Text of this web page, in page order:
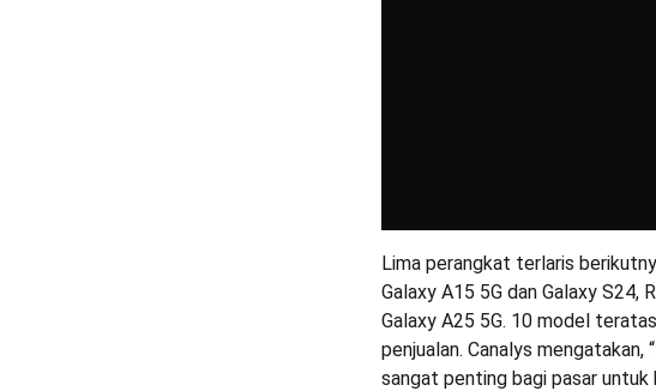
Lima perangkat terlaris
Galaxy A15 5G dan Galaxy S24,
Galaxy A25 5G. 10 model
penjualan. Canalys mengatakan,
sangat penting bagi pasar untuk